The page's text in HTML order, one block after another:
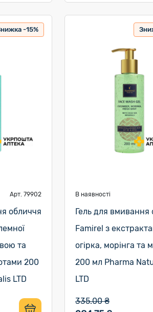
-15%
Арт. 79902
обличчя
та
200
LTD
В наявності
Гель для вмивання
Famirel з
огірка, морінга та
200 мл Pharma
LTD
335.00 ₴